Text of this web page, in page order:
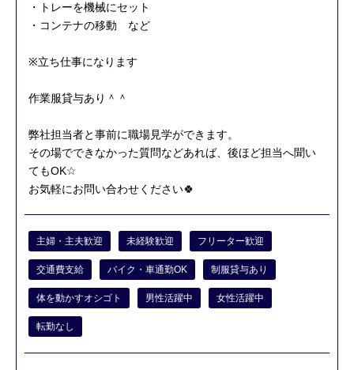
・トレーを機械にセット
・コンテナの移動 など
※立ち仕事になります
作業服貸与あり＾＾
弊社担当者と事前に職場見学ができます。
その場でできなかった質問などあれば、後ほど担当へ聞い
てもOK☆
お気軽にお問い合わせください🍀
主婦・主夫歓迎 未経験歓迎 フリーター歓迎
交通費支給 バイク・車通勤OK 制服貸与あり
体を動かすオシゴト 男性活躍中 女性活躍中
転勤なし